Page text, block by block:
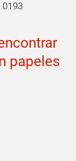
0193
papeles